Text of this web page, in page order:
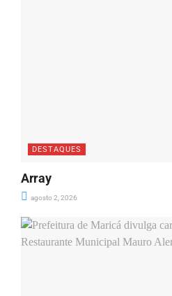
DESTAQUES
Array
agosto 2, 2026